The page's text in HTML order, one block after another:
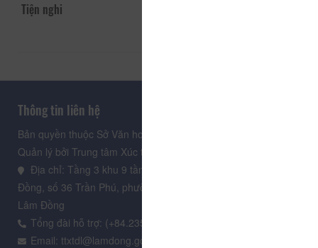
Tiện nghi
Thông tin liên hệ
Bản quyền thuộc Sở Văn hoá, Thể thao và Du lịch Lâm Đồng.
Quản lý bởi Trung tâm Xúc tiến Du lịch Lâm Đồng
Địa chỉ: Tầng 3 khu 9 tầng, Trung tâm Hành chính tỉnh Lâm
Đồng, số 36 Trần Phú, phường Xuân Hương - Đà Lạt, tỉnh
Lâm Đồng
Tổng đài hỗ trợ: (+84.235) 3.916.961
Email: ttxtdl@lamdong.gov.vn